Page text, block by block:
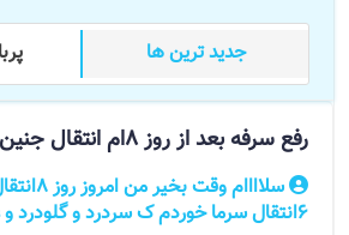
جدید ترین ها
رفع سرفه بعد از روز 8ام انتقال جنین (ivf)
سلاااام
6انتقال سرما خوردم ک سردرد و گلودرد و عطسه کردم...